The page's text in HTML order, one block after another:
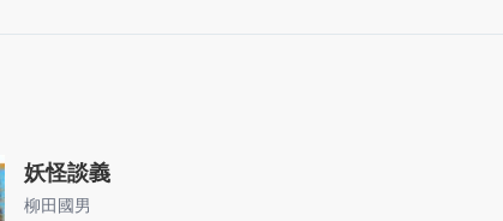
妖怪談義
柳田國男